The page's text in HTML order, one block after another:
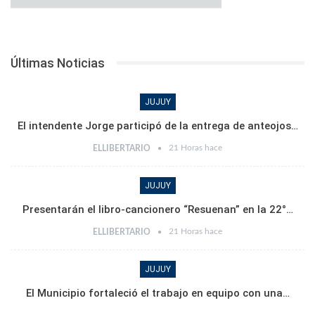
Últimas Noticias
JUJUY
El intendente Jorge participó de la entrega de anteojos…
ELLIBERTARIO 21 Horas hace
JUJUY
Presentarán el libro-cancionero “Resuenan” en la 22°…
ELLIBERTARIO 21 Horas hace
JUJUY
El Municipio fortaleció el trabajo en equipo con una…